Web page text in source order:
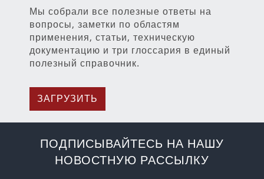
Мы собрали все полезные ответы на
вопросы, заметки по областям
применения, статьи, техническую
документацию и три глоссария в единый
полезный справочник.
ЗАГРУЗИТЬ
ПОДПИСЫВАЙТЕСЬ НА НАШУ
НОВОСТНУЮ РАССЫЛКУ